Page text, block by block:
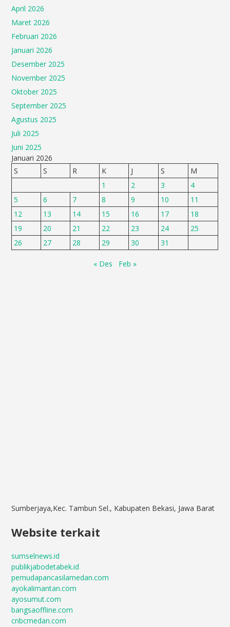
April 2026
Maret 2026
Februari 2026
Januari 2026
Desember 2025
November 2025
Oktober 2025
September 2025
Agustus 2025
Juli 2025
Juni 2025
Januari 2026
S
S R K J S
M
1
2 3
4
5
6 7 8 9 10
11
12
13 14 15 16 17
18
19
20 21 22 23 24
25
26
27 28 29 30 31
« Des Feb »
Sumberjaya,Kec. Tambun Sel., Kabupaten Bekasi, Jawa Barat
Website terkait
sumselnews.id
publikjabodetabek.id
pemudapancasilamedan.com
ayokalimantan.com
ayosumut.com
bangsaoffline.com
cnbcmedan.com